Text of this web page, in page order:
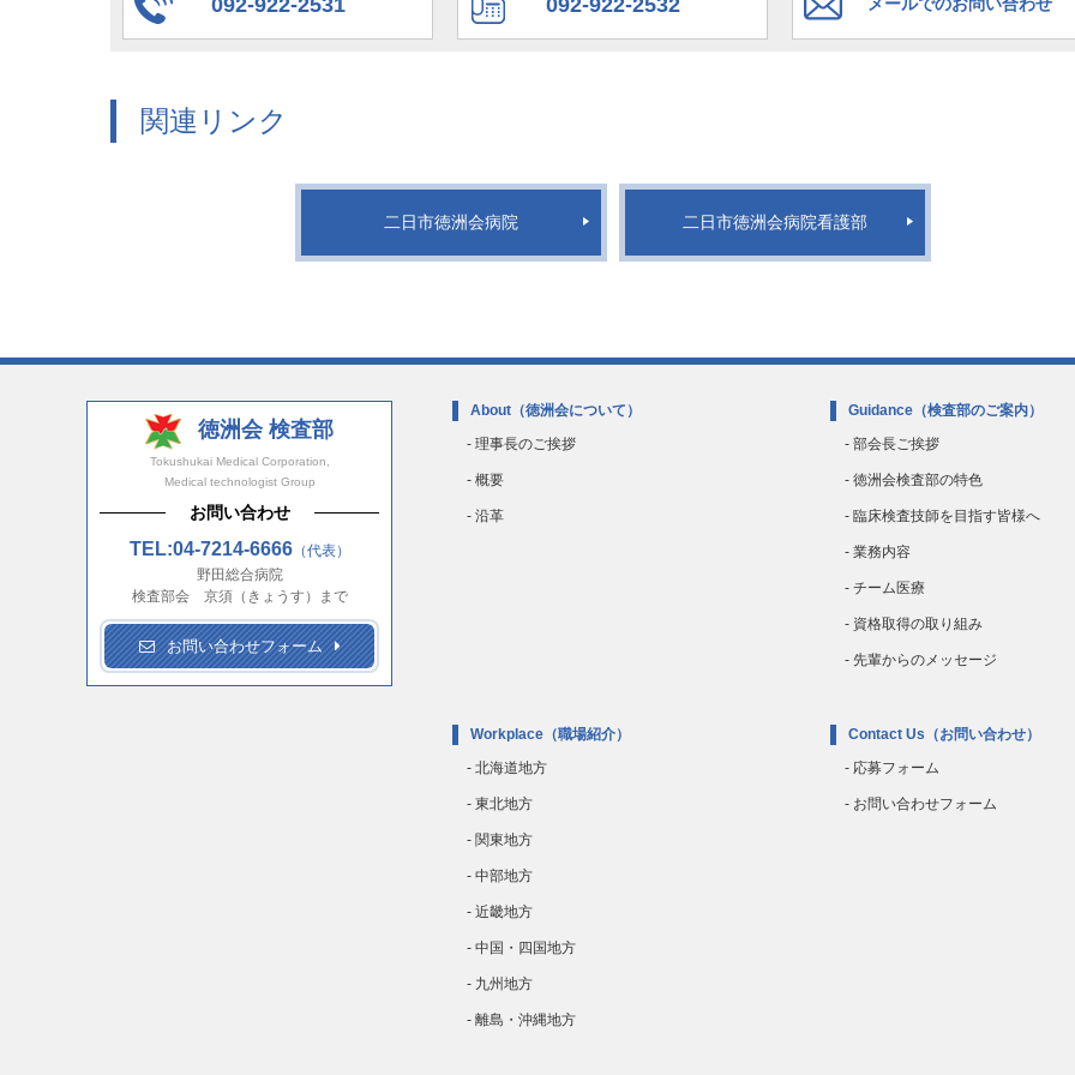
関連リンク
二日市徳洲会病院 二日市徳洲会病院看護部
徳洲会 検査部
Tokushukai Medical Corporation,
Medical technologist Group
お問い合わせ
TEL:04-7214-6666（代表）
野田総合病院
検査部会 京須（きょうす）まで
お問い合わせフォーム
About （徳洲会について）
- 理事長のご挨拶
- 概要
- 沿革
Guidance （検査部のご案内）
- 部会長ご挨拶
- 徳洲会検査部の特色
- 臨床検査技師を目指す皆様へ
- 業務内容
- チーム医療
- 資格取得の取り組み
- 先輩からのメッセージ
Workplace （職場紹介）
- 北海道地方
- 東北地方
- 関東地方
- 中部地方
- 近畿地方
- 中国・四国地方
- 九州地方
- 離島・沖縄地方
Contact Us （お問い合わせ）
- 応募フォーム
- お問い合わせフォーム